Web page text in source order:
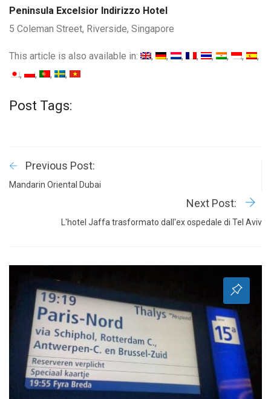
Peninsula Excelsior Indirizzo Hotel
5 Coleman Street, Riverside, Singapore
This article is also available in:
Post Tags:
Previous Post:
Mandarin Oriental Dubai
Next Post:
L'hotel Jaffa trasformato dall'ex ospedale di Tel Aviv